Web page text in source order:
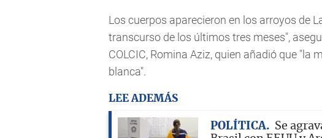
Los cuerpos aparecieron en los arroyos de
transcurso de los últimos tres meses",
COLCIC, Romina Aziz, quien añadió que "la
blanca".
LEE ADEMÁS
POLÍTICA
Se